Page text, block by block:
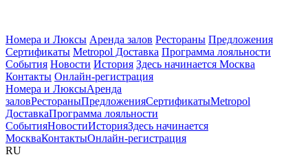
Номера и Люксы Аренда залов Рестораны Предложения
Сертификаты Metropol Доставка Программа лояльности
События Новости История Здесь начинается Москва
Контакты Онлайн-регистрация
Номера и ЛюксыАренда
заловРестораныПредложенияСертификатыMetropol
ДоставкаПрограмма лояльности
СобытияНовостиИсторияЗдесь начинается
МоскваКонтактыОнлайн-регистрация
RU